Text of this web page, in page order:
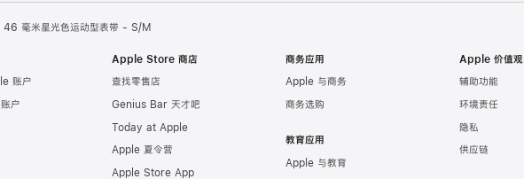
46 毫米星光色运动型表带 - S/M
账户
户
Apple Store 商店
查找零售店
Genius Bar 天才吧
Today at Apple
Apple 夏令营
Apple Store App
商务应用
Apple 与商务
商务选购
教育应用
Apple 与教育
Apple 价值观
辅助功能
环境责任
隐私
供应链